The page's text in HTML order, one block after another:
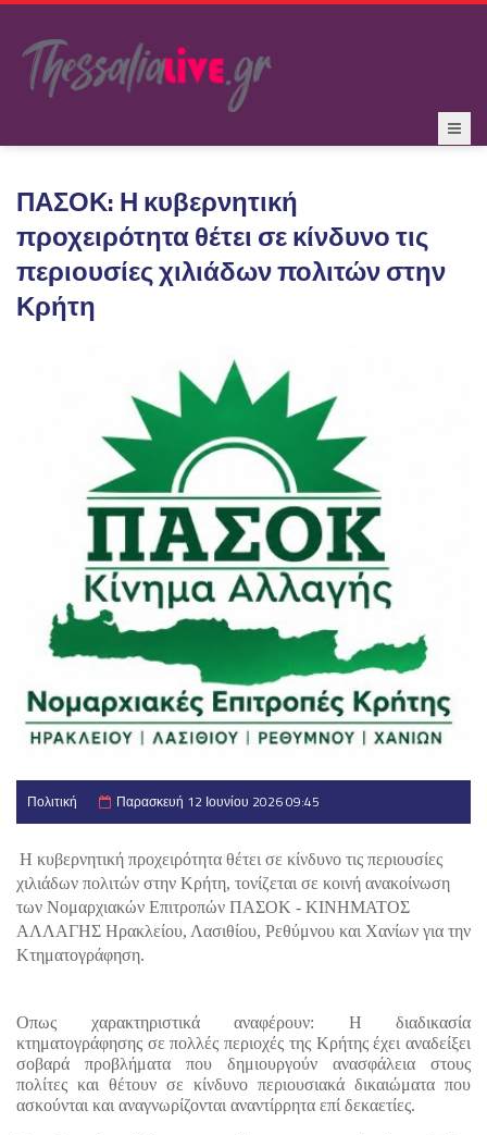
ΠΑΣΟΚ: Η κυβερνητική
προχειρότητα θέτει σε κίνδυνο τις
περιουσίες χιλιάδων πολιτών στην
Κρήτη
Πολιτική Παρασκευή 12 Ιουνίου 2026 09:45
Η κυβερνητική προχειρότητα θέτει σε κίνδυνο τις περιουσίες
χιλιάδων πολιτών στην Κρήτη, τονίζεται σε κοινή ανακοίνωση
των Νομαρχιακών Επιτροπών ΠΑΣΟΚ - ΚΙΝΗΜΑΤΟΣ
ΑΛΛΑΓΗΣ Ηρακλείου, Λασιθίου, Ρεθύμνου και Χανίων για την
Κτηματογράφηση.
Οπως χαρακτηριστικά αναφέρουν: Η διαδικασία
κτηματογράφησης σε πολλές περιοχές της Κρήτης έχει αναδείξει
σοβαρά προβλήματα που δημιουργούν ανασφάλεια στους
πολίτες και θέτουν σε κίνδυνο περιουσιακά δικαιώματα που
ασκούνται και αναγνωρίζονται αναντίρρητα επί δεκαετίες.